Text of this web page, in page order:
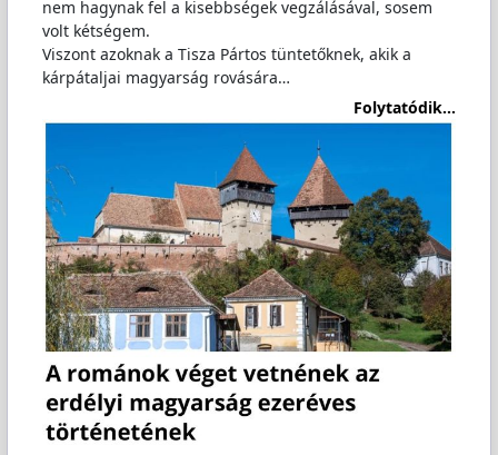
nem hagynak fel a kisebbségek vegzálásával, sosem
volt kétségem.
Viszont azoknak a Tisza Pártos tüntetőknek, akik a
kárpátaljai magyarság rovására…
Folytatódik...